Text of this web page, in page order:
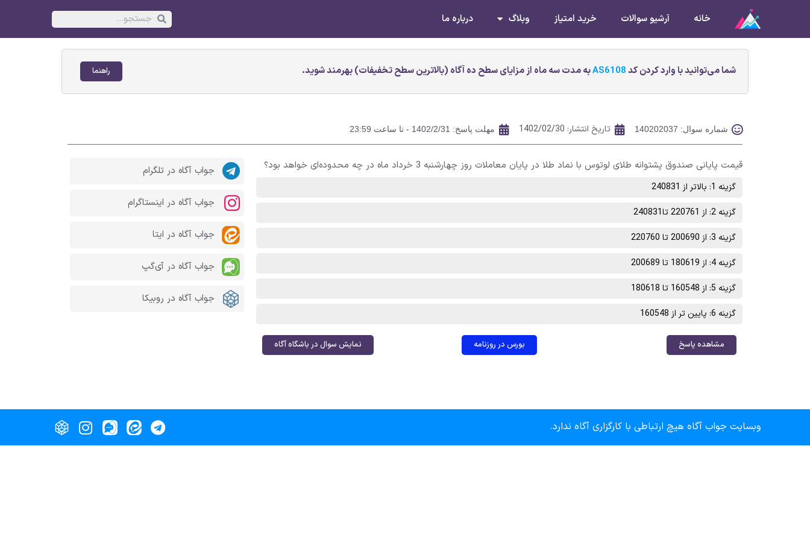
خانه آرشیو سوالات خرید امتیاز وبلاگ درباره ما
شما می‌توانید با وارد کردن کدAS6108به مدت سه ماه از مزایای سطح ده آگاه (بالاترین سطح تخفیفات) بهرمند شوید. راهنما
شماره سوال: 140202037 تاریخ انتشار: 1402/02/30 مهلت پاسخ: 1402/2/31 - تا ساعت 23:59
قیمت پایانی صندوق پشتوانه طلای لوتوس با نماد طلا در پایان معاملات روز چهارشنبه 3 خرداد ماه در چه محدوده‌ای خواهد بود؟​
گزینه 1: بالاتر از 240831
گزینه 2: از 220761 تا240831
گزینه 3: از 200690 تا 220760
گزینه 4: از 180619 تا 200689
گزینه 5: از 160548 تا 180618
گزینه 6: پایین تر از 160548
مشاهده پاسخ بورس در روزنامه نمایش سوال در باشگاه آگاه
جواب آگاه در تلگرام
جواب آگاه در اینستاگرام
جواب آگاه در ایتا
جواب آگاه در آی‌گپ
جواب آگاه در روبیکا
وبسایت جواب آگاه هیچ ارتباطی با کارگزاری آگاه ندارد.